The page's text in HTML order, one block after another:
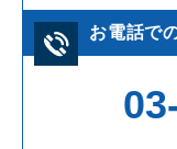
お電話で